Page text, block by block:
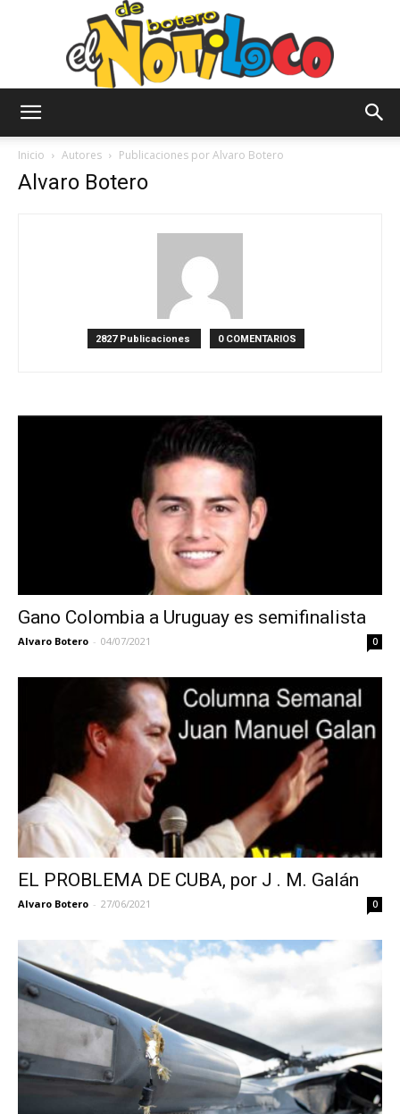
Inicio Autores Publicaciones por Alvaro Botero
Alvaro Botero
2827 Publicaciones 0 COMENTARIOS
Gano Colombia a Uruguay es semifinalista
Alvaro Botero - 04/07/2021 0
EL PROBLEMA DE CUBA, por J . M. Galán
Alvaro Botero - 27/06/2021 0